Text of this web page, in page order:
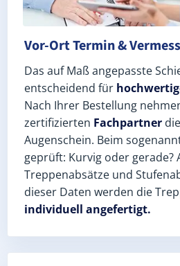
Vor-Ort Termin &
Das auf Maß angepasste
entscheidend für
Nach Ihrer Bestellung
zertifizierten Fachpartner
Augenschein. Beim
geprüft: Kurvig oder gerade?
Treppenabsätze und
dieser Daten werden die
individuell angefertigt.